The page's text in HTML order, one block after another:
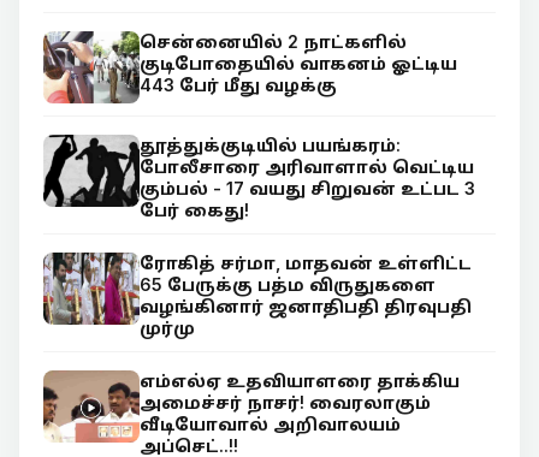
சென்னையில் 2 நாட்களில்
குடிபோதையில் வாகனம் ஓட்டிய
443 பேர் மீது வழக்கு
தூத்துக்குடியில் பயங்கரம்:
போலீசாரை அரிவாளால் வெட்டிய
கும்பல் - 17 வயது சிறுவன் உட்பட 3
பேர் கைது!
ரோகித் சர்மா, மாதவன் உள்ளிட்ட
65 பேருக்கு பத்ம விருதுகளை
வழங்கினார் ஜனாதிபதி திரவுபதி
முர்மு
எம்எல்ஏ உதவியாளரை தாக்கிய
அமைச்சர் நாசர்! வைரலாகும்
வீடியோவால் அறிவாலயம்
அப்செட்..!!